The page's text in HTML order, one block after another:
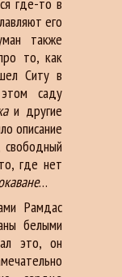
где-то в
его
также
то, как
Ситу в
саду
и другие
описание
где нет
…
Рамдас
белыми
это, он